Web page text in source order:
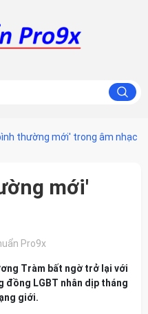
thường mới' trong âm nhạc
mới'
Pro9x
Tràm bất ngờ trở lại với
đồng LGBT nhân dịp tháng
giới.